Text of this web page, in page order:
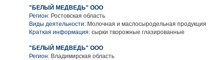
"БЕЛЫЙ МЕДВЕДЬ" ООО
Регион: Ростовская область
Виды деятельности: Молочная и маслосыродельная продукция
Краткая информация: сырки творожные глазированные
"БЕЛЫЙ МЕДВЕДЬ" ООО
Регион: Владимирская область